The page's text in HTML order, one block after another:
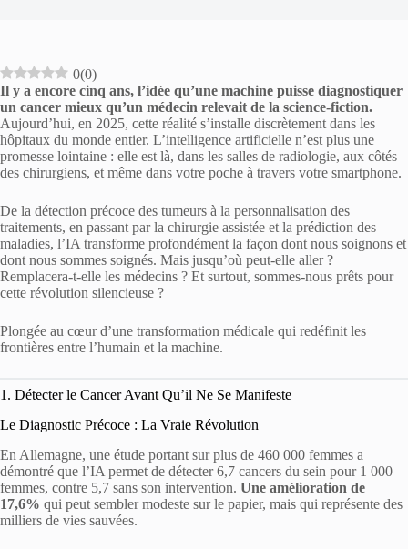
0(0)
Il y a encore cinq ans, l’idée qu’une machine puisse diagnostiquer
un cancer mieux qu’un médecin relevait de la science-fiction.
Aujourd’hui, en 2025, cette réalité s’installe discrètement dans les
hôpitaux du monde entier. L’intelligence artificielle n’est plus une
promesse lointaine : elle est là, dans les salles de radiologie, aux côtés
des chirurgiens, et même dans votre poche à travers votre smartphone.
De la détection précoce des tumeurs à la personnalisation des
traitements, en passant par la chirurgie assistée et la prédiction des
maladies, l’IA transforme profondément la façon dont nous soignons et
dont nous sommes soignés. Mais jusqu’où peut-elle aller ?
Remplacera-t-elle les médecins ? Et surtout, sommes-nous prêts pour
cette révolution silencieuse ?
Plongée au cœur d’une transformation médicale qui redéfinit les
frontières entre l’humain et la machine.
1. Détecter le Cancer Avant Qu’il Ne Se Manifeste
Le Diagnostic Précoce : La Vraie Révolution
En Allemagne, une étude portant sur plus de 460 000 femmes a
démontré que l’IA permet de détecter 6,7 cancers du sein pour 1 000
femmes, contre 5,7 sans son intervention. Une amélioration de
17,6% qui peut sembler modeste sur le papier, mais qui représente des
milliers de vies sauvées.